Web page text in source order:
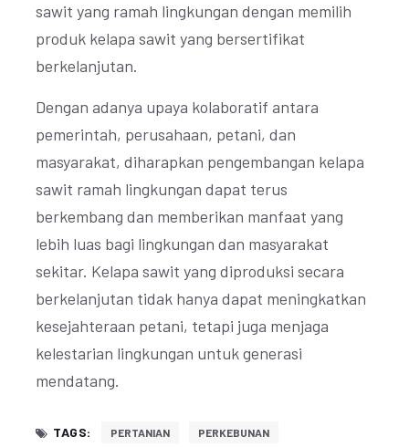
sawit yang ramah lingkungan dengan memilih
produk kelapa sawit yang bersertifikat
berkelanjutan.
Dengan adanya upaya kolaboratif antara
pemerintah, perusahaan, petani, dan
masyarakat, diharapkan pengembangan kelapa
sawit ramah lingkungan dapat terus
berkembang dan memberikan manfaat yang
lebih luas bagi lingkungan dan masyarakat
sekitar. Kelapa sawit yang diproduksi secara
berkelanjutan tidak hanya dapat meningkatkan
kesejahteraan petani, tetapi juga menjaga
kelestarian lingkungan untuk generasi
mendatang.
TAGS: PERTANIAN PERKEBUNAN